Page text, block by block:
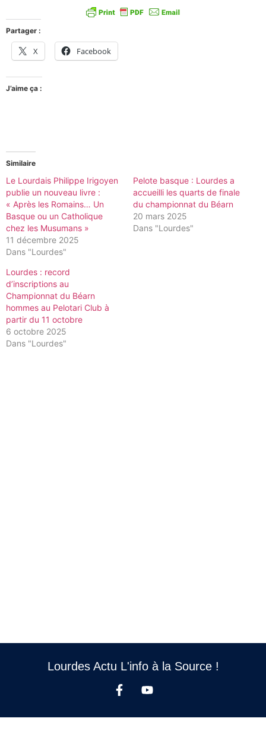
Partager :
X Facebook
J’aime ça :
Similaire
Le Lourdais Philippe Irigoyen
publie un nouveau livre :
« Après les Romains… Un
Basque ou un Catholique
chez les Musumans »
11 décembre 2025
Dans "Lourdes"
Pelote basque : Lourdes a
accueilli les quarts de finale
du championnat du Béarn
20 mars 2025
Dans "Lourdes"
Lourdes : record
d’inscriptions au
Championnat du Béarn
hommes au Pelotari Club à
partir du 11 octobre
6 octobre 2025
Dans "Lourdes"
Lourdes Actu L'info à la Source !